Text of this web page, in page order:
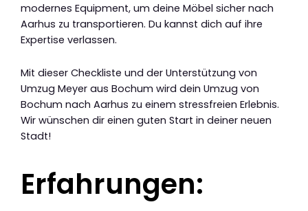
modernes Equipment, um deine Möbel sicher nach
Aarhus zu transportieren. Du kannst dich auf ihre
Expertise verlassen.
Mit dieser Checkliste und der Unterstützung von
Umzug Meyer aus Bochum wird dein Umzug von
Bochum nach Aarhus zu einem stressfreien Erlebnis.
Wir wünschen dir einen guten Start in deiner neuen
Stadt!
Erfahrungen: